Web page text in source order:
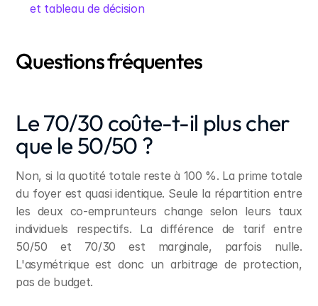
et tableau de décision
Questions fréquentes
Le 70/30 coûte-t-il plus cher
que le 50/50 ?
Non, si la quotité totale reste à 100 %. La prime totale
du foyer est quasi identique. Seule la répartition entre
les deux co-emprunteurs change selon leurs taux
individuels respectifs. La différence de tarif entre
50/50 et 70/30 est marginale, parfois nulle.
L'asymétrique est donc un arbitrage de protection,
pas de budget.